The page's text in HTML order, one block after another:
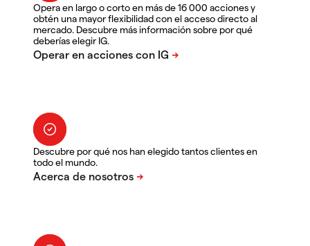
Opera en largo o corto en más de 16 000 acciones y
obtén una mayor flexibilidad con el acceso directo al
mercado. Descubre más información sobre por qué
deberías elegir IG.
Descubre por qué nos han elegido tantos clientes en
todo el mundo.